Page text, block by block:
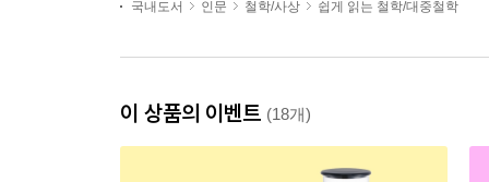
국내도서
인문 철학/사상 쉽게 읽는 철학/대중철학
이 상품의 이벤트 (18개)